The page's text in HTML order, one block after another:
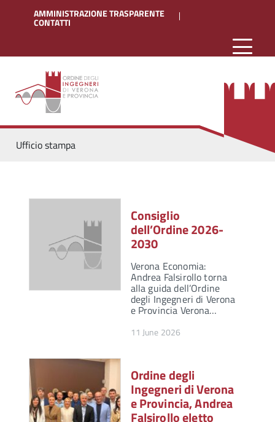
AMMINISTRAZIONE TRASPARENTE
CONTATTI
Ufficio stampa
Consiglio
dell’Ordine 2026-
2030
Verona Economia:
Andrea Falsirollo torna
alla guida dell’Ordine
degli Ingegneri di Verona
e Provincia Verona…
11 June 2026
Ordine degli
Ingegneri di Verona
e Provincia, Andrea
Falsirollo eletto